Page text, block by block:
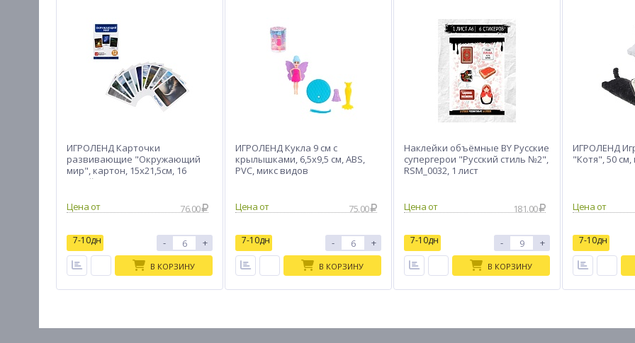
ИГРОЛЕНД Карточки
развивающие "Окружающий
мир", картон, 15х21,5см, 16
дизайнов
76.00
7-10дн - +
В КОРЗИНУ
ИГРОЛЕНД Кукла 9 см с
крылышками, 6,5х9,5 см, ABS,
PVC, микс видов
75.00
7-10дн - +
В КОРЗИНУ
Наклейки объёмные BY Русские
супергерои "Русский стиль №2",
RSM_0032, 1 лист
181.00
7-10дн - +
В КОРЗИНУ
ИГРОЛЕНД
"Котя", 50 см,
7-10дн